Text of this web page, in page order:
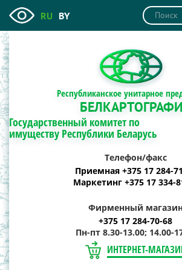
RU BY
Республиканское унитарное
Государственный комитет по
имуществу Республики Беларусь
Телефон/факс
Приемная +375 17 284-
Маркетинг +375 17 334-
Фирменный
+375 17 284-70-68
Пн-пт 8.30-13.00; 14.00-
ИНТЕРНЕТ-